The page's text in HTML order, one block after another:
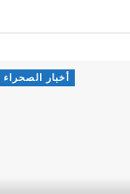
أخبار الصحراء